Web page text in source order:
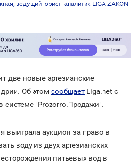
ведущий юрист-аналитик LIGA ZAKON
две новые артезианские
Об этом сообщает Liga.net с
системе "Prozorro.Продажи".
выиграла аукцион за право в
воду из двух артезианских
питьевых вод в